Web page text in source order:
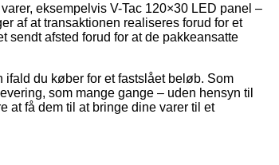
eksempelvis V-Tac 120×30 LED panel –
af at transaktionen realiseres forud for et
sendt afsted forud for at de pakkeansatte
du køber for et fastslået beløb. Som
som mange gange – uden hensyn til
få dem til at bringe dine varer til et